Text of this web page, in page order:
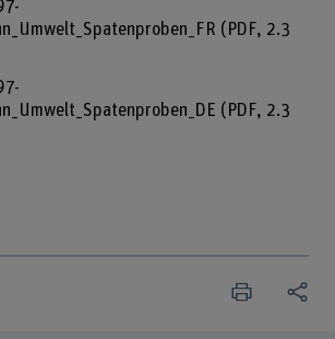
(PDF, 2.3
(PDF, 2.3